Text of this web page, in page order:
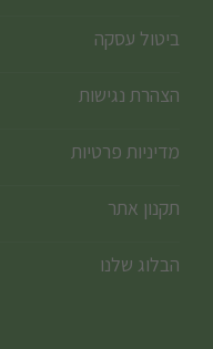
ביטול עסקה
הצהרת נגישות
מדיניות פרטיות
תקנון אתר
הבלוג שלנו